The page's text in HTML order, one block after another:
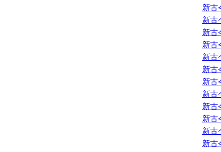
新
新
新
新
新
新
新
新
新
新
新
新